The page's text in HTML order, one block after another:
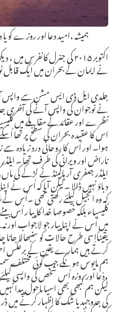
ہمیشہ ،امید دعا اور روزے
اکتوبر ۲۰۱۵ کی جنرل کانفرس
نے ایمان کے بحران میں ایک قابل
جلدی ایل ڈی ایس مشن سے واپس
نے نوجوان کی واپس آنے کی آخری
نظرے اور عقائد کے مقابلے میں
اس کا عقید ہ بحران کی سطح پر تھا
ہوا۔ اور اُس کا روحانی درد زیادہ سے
ناراض اور ویرانی کی طرف تھا ۔
ایلڈر جعفری آر ہالینڈ نے لڑکے کی
دباؤ نہیں ڈالا ۔لیکن آیا کہ اُس نے اپنا
کہ وہ انجیل کیلئے رکھتی تھی ۔اُس
کلیسیاء بلکہ خصوصا خدا کا پیا ر اُس
میں اُس نے اپنا پیار جو لاجواب اور
یقیناًاِسی طرح حالات کو سنبھالا
کرتے ہیں ہمارے یقین کے
ہم مایوس ہو نگے جب کوئی مختلف
،دُعا اور روزہ اُس شخص کی واپسی
لیکن ہم کبھی بھی اسیا ماحول پیدا
کی جدوجہد یا شک کا اظہار کرنے